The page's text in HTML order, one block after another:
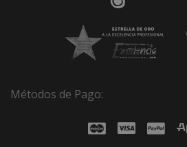
Métodos de Pago: